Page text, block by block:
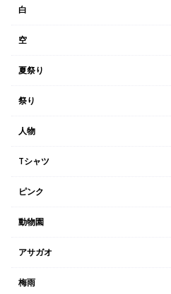
白
空
夏祭り
祭り
人物
Tシャツ
ピンク
動物園
アサガオ
梅雨